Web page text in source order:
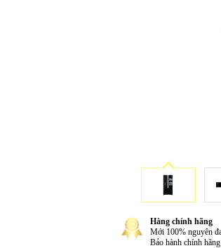
Hàng chính hãng
Mới 100% nguyên
Bảo hành chính